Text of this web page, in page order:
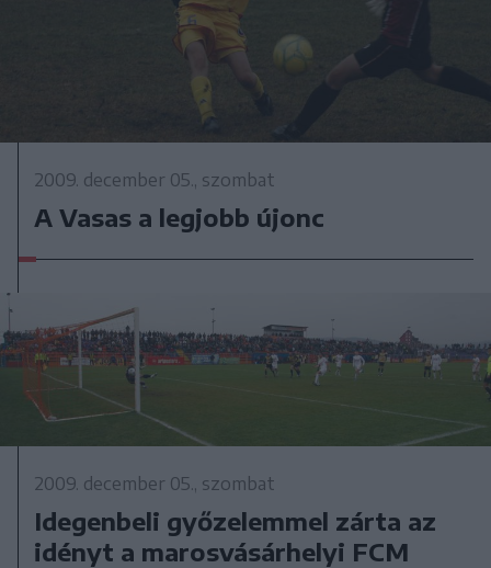
2009. december 05., szombat
A Vasas a legjobb újonc
2009. december 05., szombat
Idegenbeli győzelemmel zárta az
idényt a marosvásárhelyi FCM